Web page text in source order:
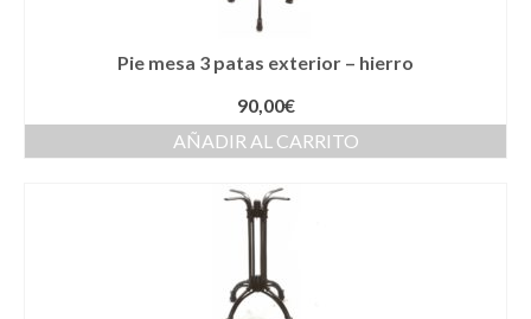
Pie mesa 3 patas exterior – hierro
90,00€
AÑADIR AL CARRITO